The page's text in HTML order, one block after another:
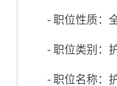
- 职位性质：
- 职位类别：
- 职位名称：